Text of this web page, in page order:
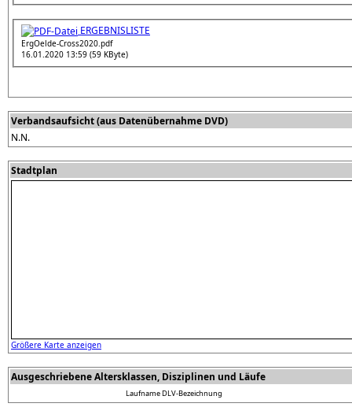
ERGEBNISLISTE
ErgOelde-Cross2020.pdf
16.01.2020 13:59 (59 KByte)
Verbandsaufsicht (aus Datenübernahme DVD)
N.N.
Stadtplan
Größere Karte anzeigen
Ausgeschriebene Altersklassen, Disziplinen und Läufe
LaufnameDLV-Bezeichnung